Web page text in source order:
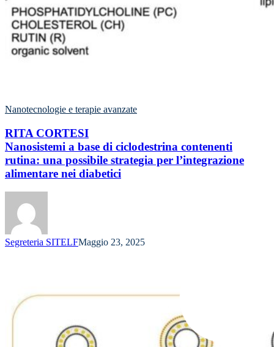
Nanotecnologie e terapie avanzate
RITA CORTESI
Nanosistemi a base di ciclodestrina contenenti
rutina: una possibile strategia per l’integrazione
alimentare nei diabetici
Segreteria SITELFMaggio 23, 2025